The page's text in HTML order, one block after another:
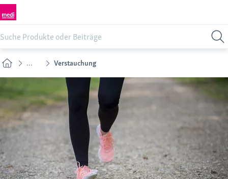
... Verstauchung